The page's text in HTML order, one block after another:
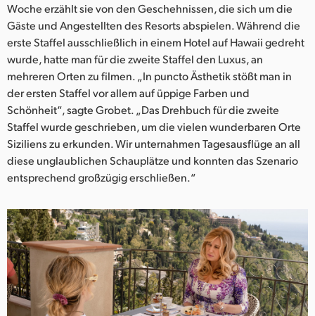
Malaysia
Netherlands
New Zealand
Norway
Poland
Portugal
South Africa
Spain
Sweden
Chinese Taipei
Woche erzählt sie von den Geschehnissen, die sich um die
Gäste und Angestellten des Resorts abspielen. Während die
erste Staffel ausschließlich in einem Hotel auf Hawaii gedreht
wurde, hatte man für die zweite Staffel den Luxus, an
mehreren Orten zu filmen. „In puncto Ästhetik stößt man in
der ersten Staffel vor allem auf üppige Farben und
Schönheit“, sagte Grobet. „Das Drehbuch für die zweite
Staffel wurde geschrieben, um die vielen wunderbaren Orte
Siziliens zu erkunden. Wir unternahmen Tagesausflüge an all
diese unglaublichen Schauplätze und konnten das Szenario
entsprechend großzügig erschließen.“